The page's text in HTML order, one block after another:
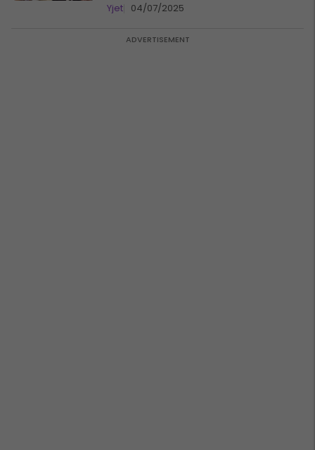
për spektakël
Yjet 04/07/2025